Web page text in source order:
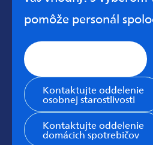
pomôže personál
Kontaktujte oddelenie
osobnej starostlivosti
Kontaktujte oddelenie
domácich spotrebičov